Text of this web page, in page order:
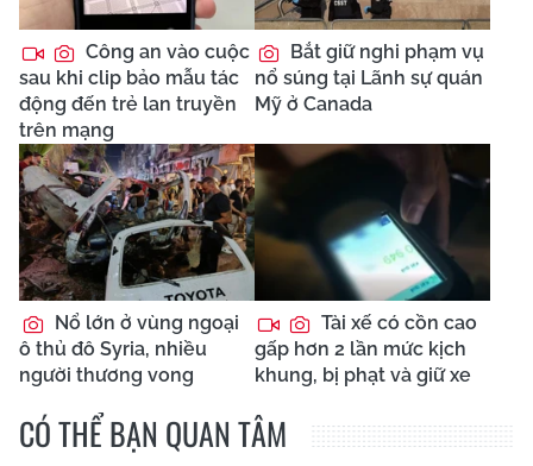
Công an vào cuộc
sau khi clip bảo mẫu tác
động đến trẻ lan truyền
trên mạng
Bắt giữ nghi phạm vụ
nổ súng tại Lãnh sự quán
Mỹ ở Canada
Nổ lớn ở vùng ngoại
ô thủ đô Syria, nhiều
người thương vong
Tài xế có cồn cao
gấp hơn 2 lần mức kịch
khung, bị phạt và giữ xe
CÓ THỂ BẠN QUAN TÂM